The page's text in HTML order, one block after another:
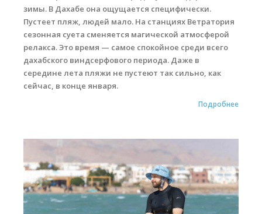
зимы. В Дахабе она ощущается специфически.
Пустеет пляж, людей мало. На станциях Ветратория
сезонная суета сменяется магической атмосферой
релакса. Это время — самое спокойное среди всего
дахабского виндсерфового периода. Даже в
середине лета пляжи не пустеют так сильно, как
сейчас, в конце января.
Подробнее